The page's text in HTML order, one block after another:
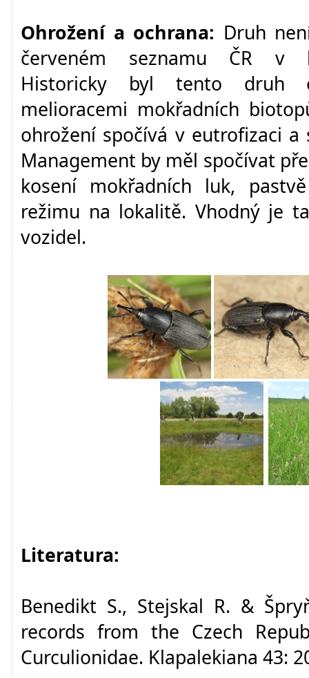
Ohrožení a ochrana: Druh
červeném seznamu ČR v
Historicky byl tento druh
melioracemi mokřadních
ohrožení spočívá v eutrofizaci
Management by měl spočívat
kosení mokřadních luk,
režimu na lokalitě. Vhodný je
vozidel.
Literatura:
Benedikt S., Stejskal R. &
records from the Czech
Curculionidae. Klapalekiana 43: